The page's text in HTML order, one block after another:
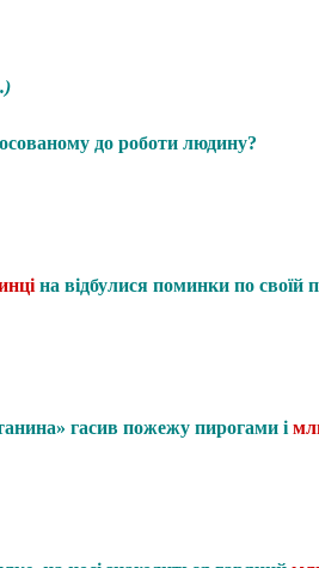
до роботи людину?
на відбулися поминки по своїй
гасив пожежу пирогами і